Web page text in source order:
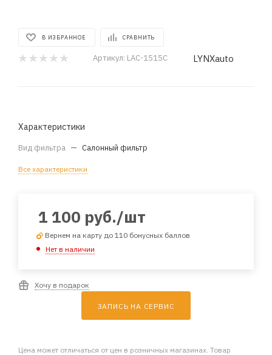
В ИЗБРАННОЕ СРАВНИТЬ
Артикул: LAC-1515C LYNXauto
Характеристики
Вид фильтра — Салонный фильтр
Все характеристики
1 100 руб./шт
Вернем на карту до 110 бонусных баллов
Нет в наличии
Хочу в подарок
ЗАПИСЬ НА СЕРВИС
Цена может отличаться от цен в розничных магазинах. Товар